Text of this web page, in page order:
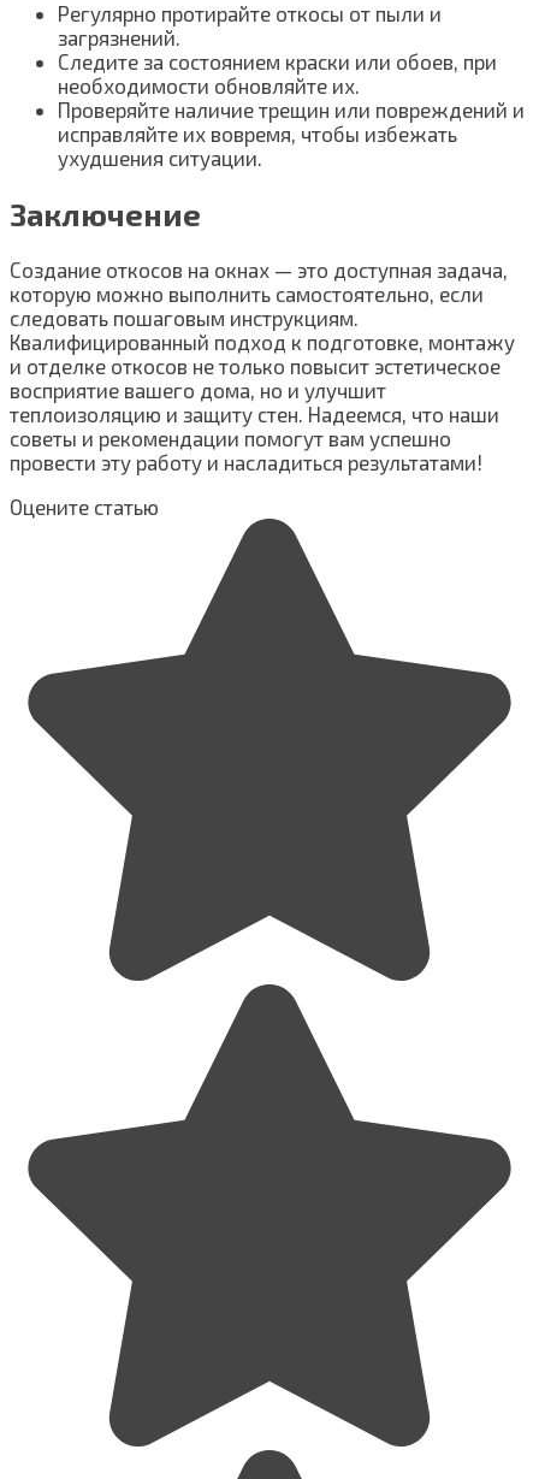
Регулярно протирайте откосы от пыли и
загрязнений.
Следите за состоянием краски или обоев, при
необходимости обновляйте их.
Проверяйте наличие трещин или повреждений и
исправляйте их вовремя, чтобы избежать
ухудшения ситуации.
Заключение
Создание откосов на окнах — это доступная задача,
которую можно выполнить самостоятельно, если
следовать пошаговым инструкциям.
Квалифицированный подход к подготовке, монтажу
и отделке откосов не только повысит эстетическое
восприятие вашего дома, но и улучшит
теплоизоляцию и защиту стен. Надеемся, что наши
советы и рекомендации помогут вам успешно
провести эту работу и насладиться результатами!
Оцените статью